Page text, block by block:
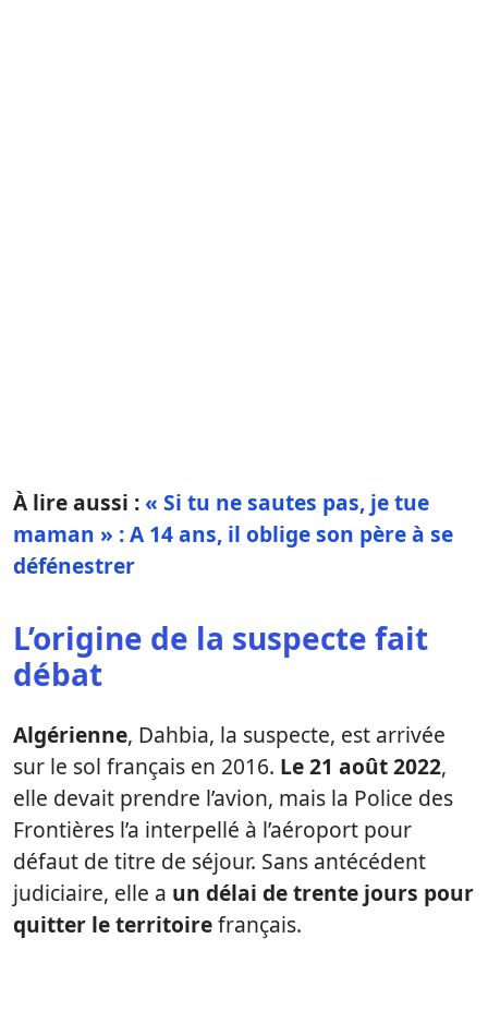
À lire aussi :« Si tu ne sautes pas, je tue
maman » : A 14 ans, il oblige son père à se
défénestrer
L’origine de la suspecte fait
débat
Algérienne, Dahbia, la suspecte, est arrivée
sur le sol français en 2016. Le 21 août 2022,
elle devait prendre l’avion, mais la Police des
Frontières l’a interpellé à l’aéroport pour
défaut de titre de séjour. Sans antécédent
judiciaire, elle a un délai de trente jours pour
quitter le territoirefrançais.